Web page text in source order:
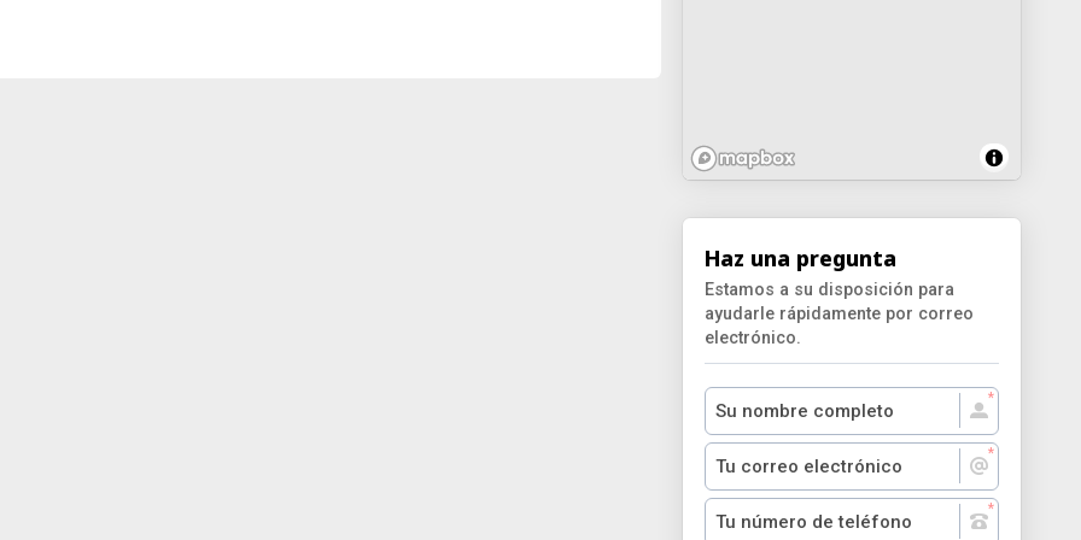
Haz una pregunta
Estamos a su disposición para
ayudarle rápidamente por correo
electrónico.